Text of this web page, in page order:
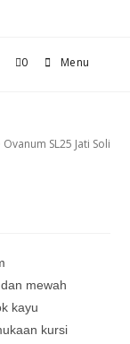
0 Menu
SL25 Jati Solid
mewah
kayu
kursi